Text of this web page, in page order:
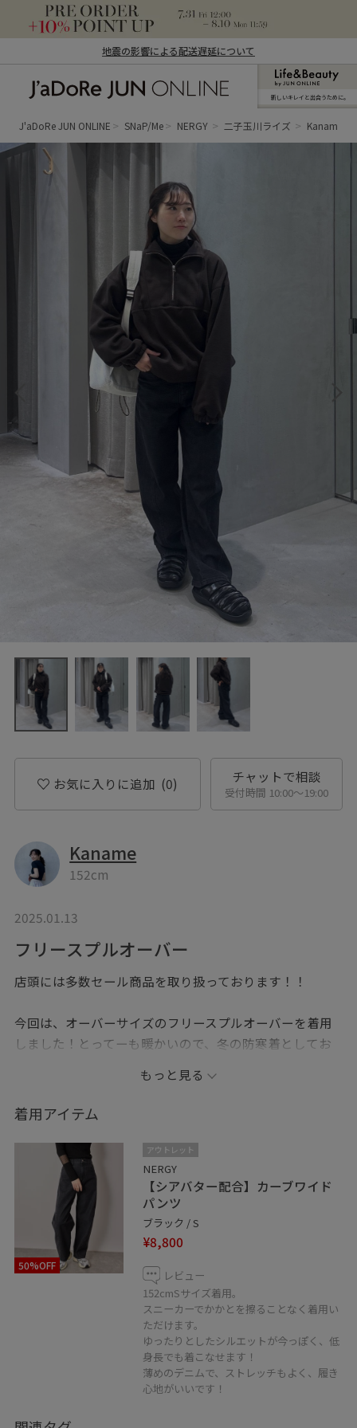
地震の影響による配送遅延について
ン オンライン）
新しいキレイと出合うために。
J'aDoRe JUN ONLINE SNaP/Me NERGY 二子玉川ライズ Kaname
お気に入りに追加 (0) チャットで相談
受付時間 10:00〜19:00
Kaname
152cm
2025.01.13
フリースプルオーバー
店頭には多数セール商品を取り扱っております！！
今回は、オーバーサイズのフリースプルオーバーを着用
しました！とってーも暖かいので、冬の防寒着としてお
ゆるく見せたい時は、スウェット合わせ、シティコーデ
としてスカートやパンツスタイルも可愛く着こなせま
す！！
デニムは流行りのワイドシルエット。
低身長でも丈感気にせずに着用いただけます！
商品のお問い合わせなど、是非お気軽にメッセージくだ
さいませ！ お得な情報も配信中！
LINEで二子玉川ライズ店スタッフに相談は【友達だち追
加】をタップをして下さい
もっと見る
着用アイテム
50%OFF
アウトレット
NERGY
【シアバター配合】カーブワイド
パンツ
ブラック / S
¥8,800
レビュー
152cmSサイズ着用。
スニーカーでかかとを擦ることなく着用い
ただけます。
ゆったりとしたシルエットが今っぽく、低
身長でも着こなせます！
薄めのデニムで、ストレッチもよく、履き
心地がいいです！